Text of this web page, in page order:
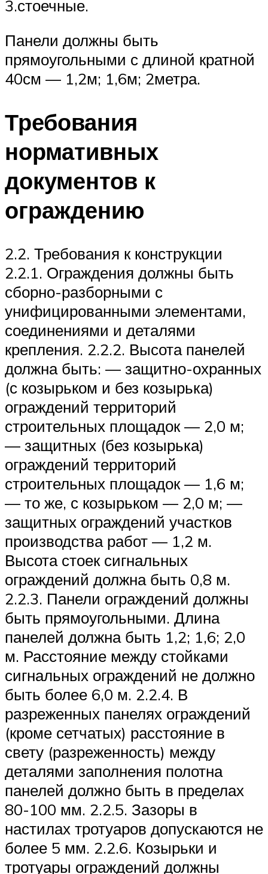
3.стоечные.
Панели должны быть
прямоугольными с длиной кратной
40см — 1,2м; 1,6м; 2метра.
Требования
нормативных
документов к
ограждению
2.2. Требования к конструкции
2.2.1. Ограждения должны быть
сборно-разборными с
унифицированными элементами,
соединениями и деталями
крепления. 2.2.2. Высота панелей
должна быть: — защитно-охранных
(с козырьком и без козырька)
ограждений территорий
строительных площадок — 2,0 м;
— защитных (без козырька)
ограждений территорий
строительных площадок — 1,6 м;
— то же, с козырьком — 2,0 м; —
защитных ограждений участков
производства работ — 1,2 м.
Высота стоек сигнальных
ограждений должна быть 0,8 м.
2.2.3. Панели ограждений должны
быть прямоугольными. Длина
панелей должна быть 1,2; 1,6; 2,0
м. Расстояние между стойками
сигнальных ограждений не должно
быть более 6,0 м. 2.2.4. В
разреженных панелях ограждений
(кроме сетчатых) расстояние в
свету (разреженность) между
деталями заполнения полотна
панелей должно быть в пределах
80-100 мм. 2.2.5. Зазоры в
настилах тротуаров допускаются не
более 5 мм. 2.2.6. Козырьки и
тротуары ограждений должны